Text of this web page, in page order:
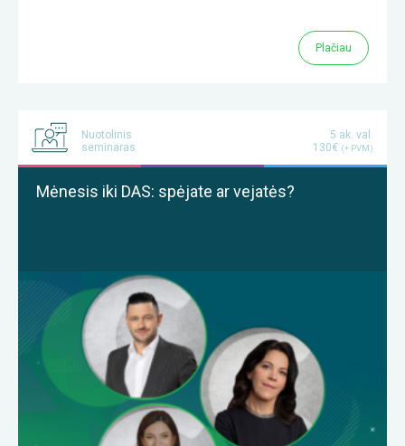
Plačiau
Nuotolinis
seminaras
5 ak. val.
130€ (+ PVM)
Mėnesis iki DAS: spėjate ar vejatės?